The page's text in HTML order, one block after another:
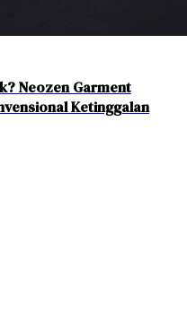
Neozen Garment
Ketinggalan